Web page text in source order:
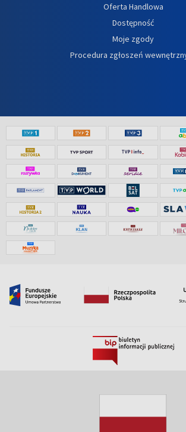
Oferta Handlowa
Dostępność
Moje zgody
Procedura zgłoszeń